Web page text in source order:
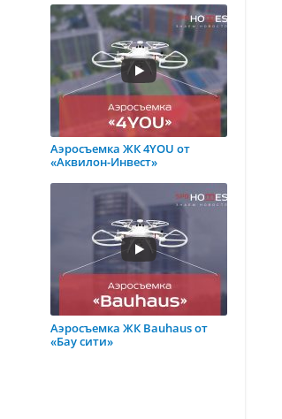
Аэросъемка ЖК 4YOU от
«Аквилон-Инвест»
Аэросъемка ЖК Bauhaus от
«Бау сити»